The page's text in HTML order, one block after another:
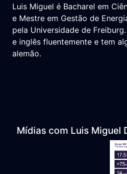
Luis Miguel é Bacharel em
e Mestre em Gestão de
pela Universidade de
e inglês fluentemente e tem
alemão.
Mídias com Luis Miguel